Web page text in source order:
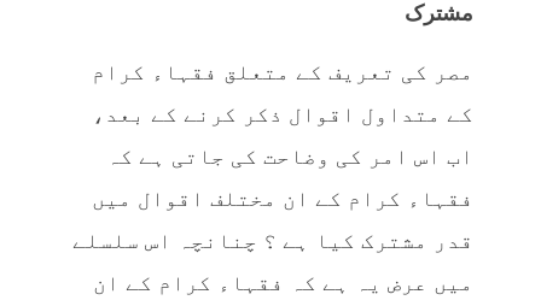
مشترک
مصر کی تعریف کے متعلق فقہاء کرام
کے متداول اقوال ذکر کرنے کے بعد،
اب اس امر کی وضاحت کی جاتی ہے کہ
فقہاء کرام کے ان مختلف اقوال میں
قدر مشترک کیا ہے ؟ چنانچہ اس سلسلے
میں عرض یہ ہے کہ فقہاء کرام کے ان